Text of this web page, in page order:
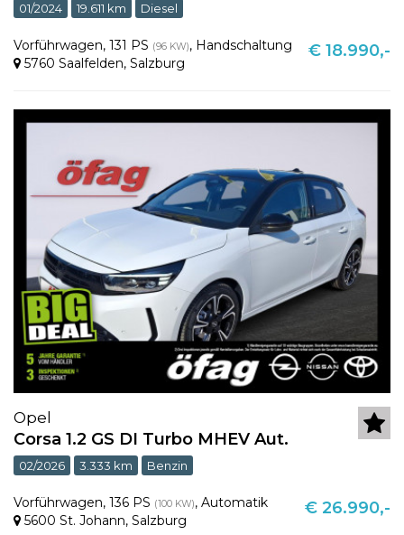
01/2024 19.611 km Diesel
Vorführwagen, 131 PS (96 KW), Handschaltung
5760 Saalfelden, Salzburg
€ 18.990,-
Opel
Corsa 1.2 GS DI Turbo MHEV Aut.
02/2026 3.333 km Benzin
Vorführwagen, 136 PS (100 KW), Automatik
5600 St. Johann, Salzburg
€ 26.990,-